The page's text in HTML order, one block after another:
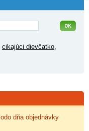
cikajúci dievčatko
odo dňa objednávky